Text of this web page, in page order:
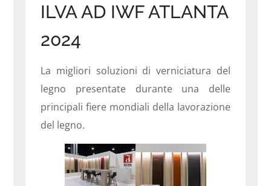
ILVA AD IWF ATLANTA
2024
La migliori soluzioni di verniciatura del
legno presentate durante una delle
principali fiere mondiali della lavorazione
del legno.